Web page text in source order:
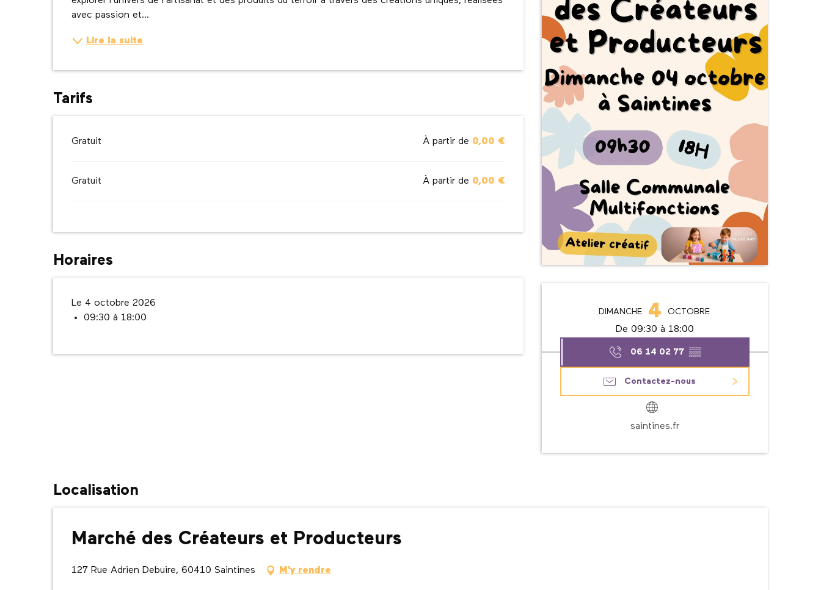
Ouverture et
DIMANCHE 4 OCTOBRE
De 09:30 à 18:00
06 14 02 77 ▒▒
Contactez-nous
saintines.fr
avec passion et...
Lire la suite
Tarifs
Gratuit À partir de 0,00 €
Gratuit À partir de 0,00 €
Horaires
Le 4 octobre 2026
09:30 à 18:00
Localisation
Marché des Créateurs et Producteurs
127 Rue Adrien Debuire, 60410 Saintines M'y rendre